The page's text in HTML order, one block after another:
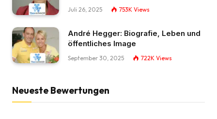
Juli 26, 2025 753K Views
André Hegger: Biografie, Leben und
öffentliches Image
September 30, 2025 722K Views
Neueste Bewertungen